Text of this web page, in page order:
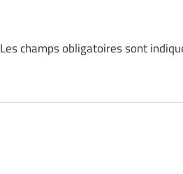
Les champs obligatoires sont